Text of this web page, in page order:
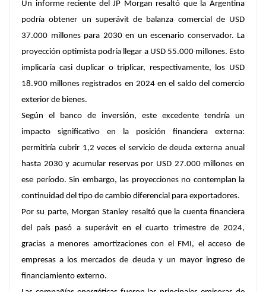
Un informe reciente del JP Morgan resaltó que la Argentina
podría obtener un superávit de balanza comercial de USD
37.000 millones para 2030 en un escenario conservador. La
proyección optimista podría llegar a USD 55.000 millones. Esto
implicaría casi duplicar o triplicar, respectivamente, los USD
18.900 millones registrados en 2024 en el saldo del comercio
exterior de bienes.
Según el banco de inversión, este excedente tendría un
impacto significativo en la posición financiera externa:
permitiría cubrir 1,2 veces el servicio de deuda externa anual
hasta 2030 y acumular reservas por USD 27.000 millones en
ese período. Sin embargo, las proyecciones no contemplan la
continuidad del tipo de cambio diferencial para exportadores.
Por su parte, Morgan Stanley resaltó que la cuenta financiera
del país pasó a superávit en el cuarto trimestre de 2024,
gracias a menores amortizaciones con el FMI, el acceso de
empresas a los mercados de deuda y un mayor ingreso de
financiamiento externo.